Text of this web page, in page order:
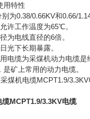
使用特性
为0.38/0.66KV和0.66/
许工作温度为65℃。
为电线直径的6倍。
光下长期暴露。
电缆为采煤机动力电缆是
矿上常用的动力电缆。
MCPT1.9/3.3KV电缆